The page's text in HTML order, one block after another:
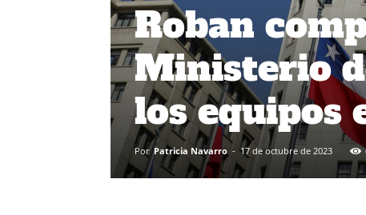
Roban
Ministerio
los equipos
Por Patricia Navarro - 17 de octubre de 2023